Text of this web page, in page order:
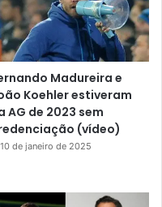
Madureira e
Koehler estiveram
AG de 2023 sem
(vídeo)
10 de janeiro de 2025